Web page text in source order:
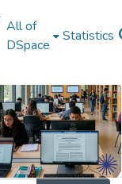
All of
DSpace
Statistics